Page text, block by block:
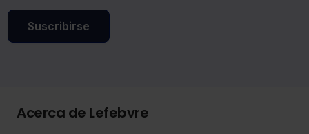
Suscribirse
Acerca de Lefebvre